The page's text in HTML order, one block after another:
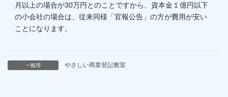
月以上の場合が30万円とのことですから、資本金１億円以下
の小会社の場合は、従来同様「官報公告」の方が費用が安い
ことになります。
一般用 やさしい商業登記教室